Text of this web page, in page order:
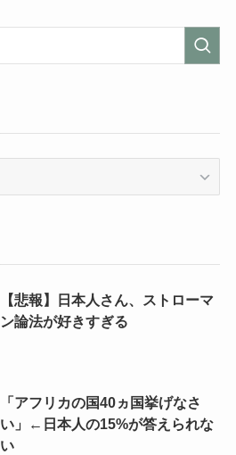
【悲報】日本人さん、ストローマ
ン論法が好きすぎる
「アフリカの国40ヵ国挙げなさ
い」←日本人の15%が答えられな
い